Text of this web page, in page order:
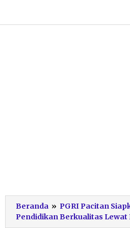
konten
Beranda » PGRI Pacitan
Pendidikan Berkualitas Lewat